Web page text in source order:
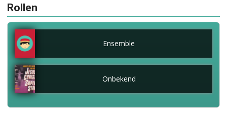
Rollen
Ensemble
Onbekend